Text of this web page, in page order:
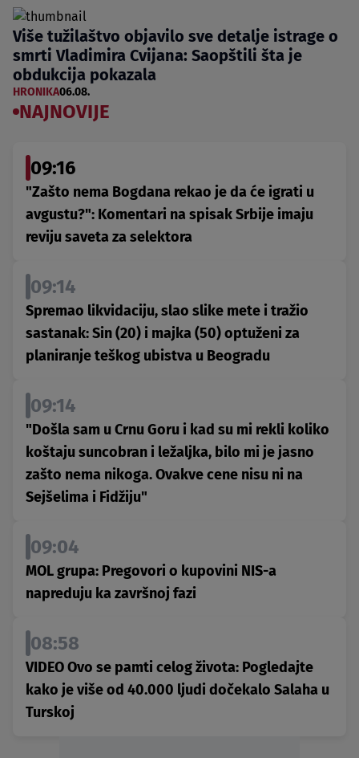
Više tužilaštvo objavilo sve detalje istrage o
smrti Vladimira Cvijana: Saopštili šta je
obdukcija pokazala
HRONIKA06.08.
NAJNOVIJE
09:16
"Zašto nema Bogdana rekao je da će igrati u
avgustu?": Komentari na spisak Srbije imaju
reviju saveta za selektora
09:14
Spremao likvidaciju, slao slike mete i tražio
sastanak: Sin (20) i majka (50) optuženi za
planiranje teškog ubistva u Beogradu
09:14
"Došla sam u Crnu Goru i kad su mi rekli koliko
koštaju suncobran i ležaljka, bilo mi je jasno
zašto nema nikoga. Ovakve cene nisu ni na
Sejšelima i Fidžiju"
09:04
MOL grupa: Pregovori o kupovini NIS-a
napreduju ka završnoj fazi
08:58
VIDEO Ovo se pamti celog života: Pogledajte
kako je više od 40.000 ljudi dočekalo Salaha u
Turskoj